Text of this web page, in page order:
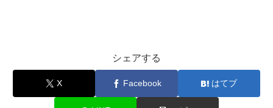
シェアする
X Facebook はてブ